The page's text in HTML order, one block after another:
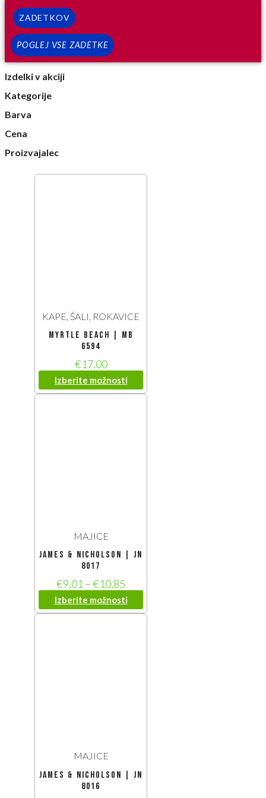
ZADETKOV
POGLEJ VSE ZADETKE
Izdelki v akciji
Kategorije
Barva
Cena
Proizvajalec
KAPE, ŠALI, ROKAVICE
Myrtle Beach | MB
6594
€17,00
Izberite možnosti
MAJICE
James & Nicholson | JN
8017
€9,01 –€10,85
Izberite možnosti
MAJICE
James & Nicholson | JN
8016